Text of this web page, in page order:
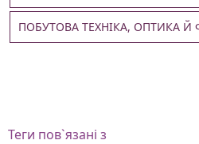
ПОБУТОВА ТЕХНІКА, ОПТИКА Й
Теги пов`язані з